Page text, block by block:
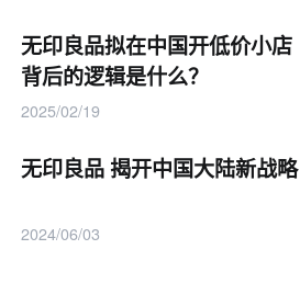
无印良品拟在中国开低价小店
背后的逻辑是什么？
2025/02/19
无印良品 揭开中国大陆新战略
2024/06/03